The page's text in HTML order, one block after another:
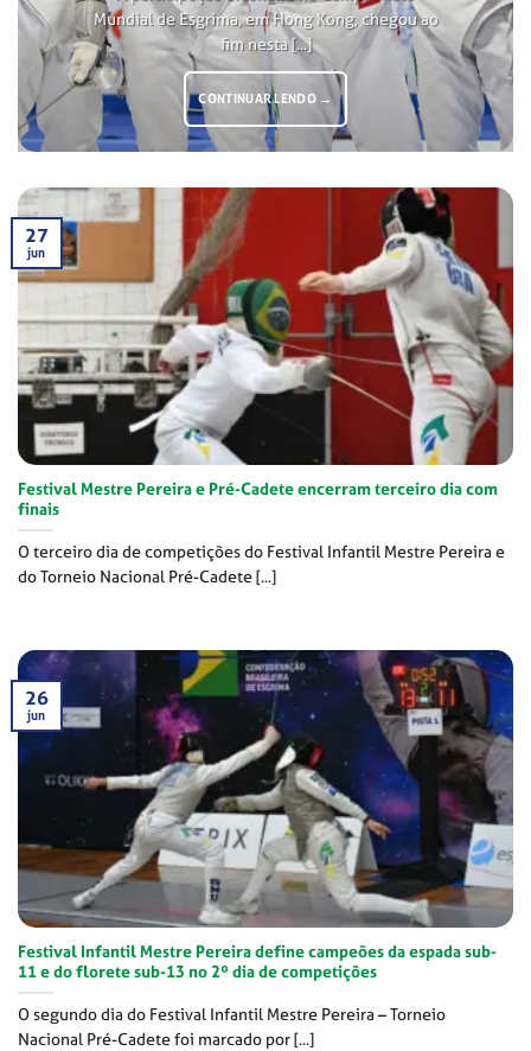
Mundial de Esgrima, em Hong Kong, chegou ao
fim nesta [...]
CONTINUAR LENDO →
Festival Mestre Pereira e Pré-Cadete encerram terceiro dia com
finais
O terceiro dia de competições do Festival Infantil Mestre Pereira e
do Torneio Nacional Pré-Cadete [...]
27
jun
Festival Infantil Mestre Pereira define campeões da espada sub-
11 e do florete sub-13 no 2º dia de competições
O segundo dia do Festival Infantil Mestre Pereira – Torneio
Nacional Pré-Cadete foi marcado por [...]
26
jun